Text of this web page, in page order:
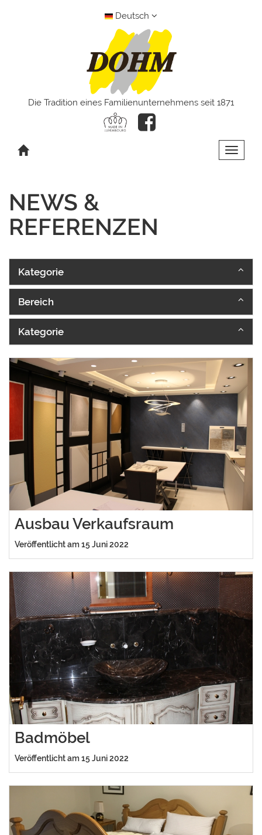
Deutsch
Die Tradition eines Familienunternehmens seit 1871
Toggle
NEWS &
REFERENZEN
Kategorie
Bereich
Kategorie
Ausbau Verkaufsraum
Veröffentlicht am 15 Juni 2022
Badmöbel
Veröffentlicht am 15 Juni 2022